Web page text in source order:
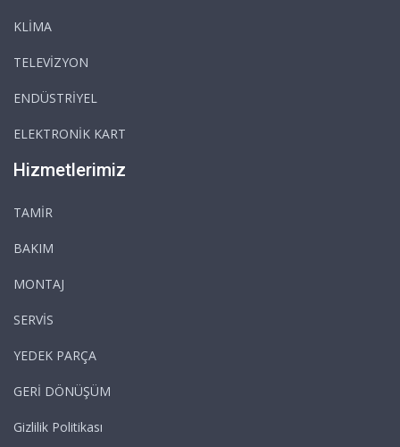
KLİMA
TELEVİZYON
ENDÜSTRİYEL
ELEKTRONİK KART
Hizmetlerimiz
TAMİR
BAKIM
MONTAJ
SERVİS
YEDEK PARÇA
GERİ DÖNÜŞÜM
Gizlilik Politikası